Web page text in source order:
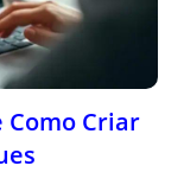
Como Criar